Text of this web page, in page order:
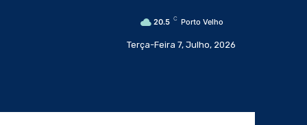
20.5 C Porto Velho
Terça-Feira 7, Julho, 2026